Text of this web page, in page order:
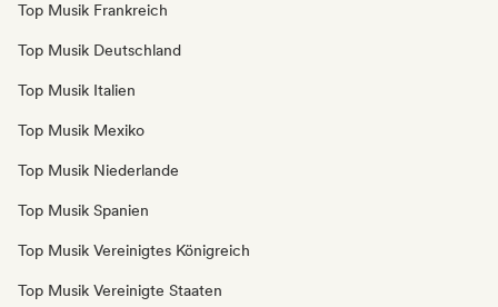
Top Musik Frankreich
Top Musik Deutschland
Top Musik Italien
Top Musik Mexiko
Top Musik Niederlande
Top Musik Spanien
Top Musik Vereinigtes Königreich
Top Musik Vereinigte Staaten